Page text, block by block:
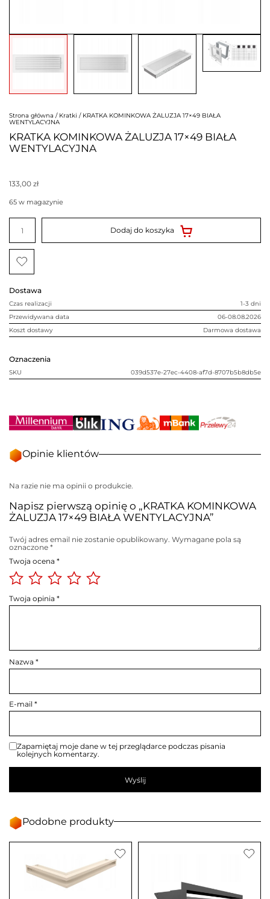
Strona główna / Kratki / KRATKA KOMINKOWA ŻALUZJA 17×49 BIAŁA
WENTYLACYJNA
KRATKA KOMINKOWA ŻALUZJA 17×49 BIAŁA
WENTYLACYJNA
Dostawa
Czas realizacji
1-3 dni
Przewidywana data
06-08.08.2026
Koszt dostawy
Darmowa dostawa
Oznaczenia
SKU 039d537e-27ec-4408-af7d-8707b5b8db5e
133,00 zł
65 w magazynie
ilość
KRATKA
ŻALUZJA
17x49
BIAŁA
WENTYLACYJNA
Dodaj do koszyka
Opinie klientów
Na razie nie ma opinii o produkcie.
Napisz pierwszą opinię o „KRATKA KOMINKOWA
ŻALUZJA 17×49 BIAŁA WENTYLACYJNA”
Twój adres email nie zostanie opublikowany. Wymagane pola są
oznaczone *
Twoja ocena *
Twoja opinia *
Nazwa *
E-mail *
Zapamiętaj moje dane w tej przeglądarce podczas pisania
kolejnych komentarzy.
Podobne produkty